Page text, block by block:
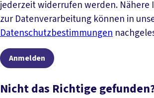
jederzeit widerrufen werden. Nähere
zur Datenverarbeitung können in
Datenschutzbestimmungen
Anmelden
Nicht das Richtige